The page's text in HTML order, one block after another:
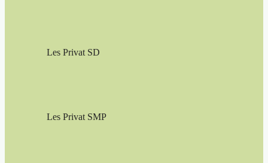
Les Privat SD
Les Privat SMP